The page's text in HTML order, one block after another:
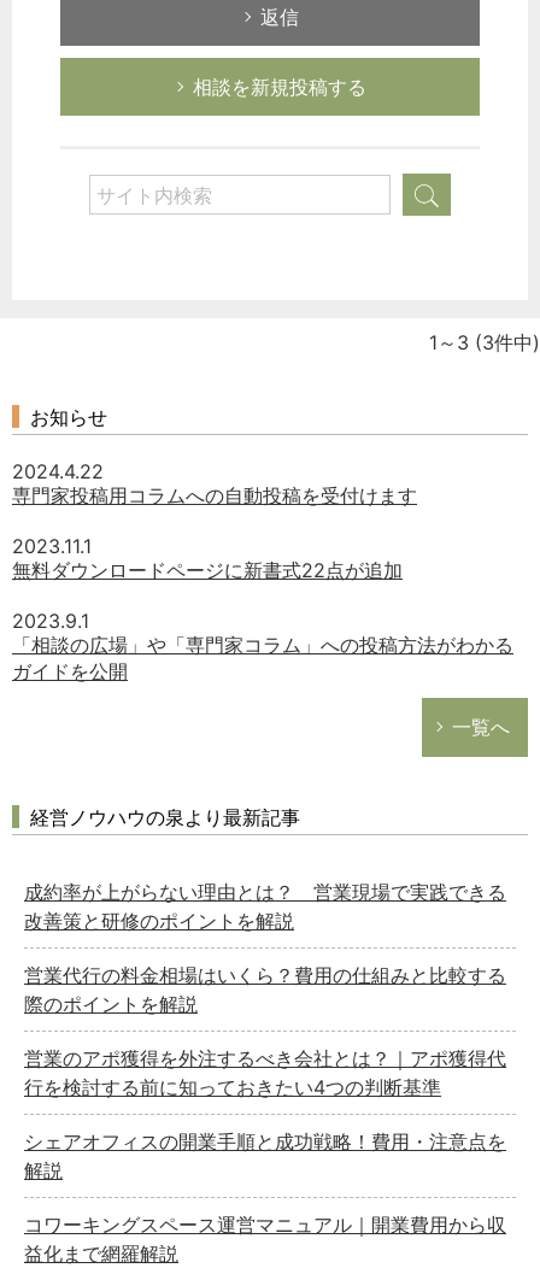
返信
相談を新規投稿する
どのカテゴリーに投稿しますか？
選択してください
労務管理
企業法務
経営の知恵
1～3 (3件中)
お知らせ
2024.4.22
専門家投稿用コラムへの自動投稿を受付けます
2023.11.1
無料ダウンロードページに新書式22点が追加
2023.9.1
「相談の広場」や「専門家コラム」への投稿方法がわかる
ガイドを公開
一覧へ
経営ノウハウの泉より最新記事
成約率が上がらない理由とは？ 営業現場で実践できる
改善策と研修のポイントを解説
営業代行の料金相場はいくら？費用の仕組みと比較する
際のポイントを解説
営業のアポ獲得を外注するべき会社とは？｜アポ獲得代
行を検討する前に知っておきたい4つの判断基準
シェアオフィスの開業手順と成功戦略！費用・注意点を
解説
コワーキングスペース運営マニュアル｜開業費用から収
益化まで網羅解説